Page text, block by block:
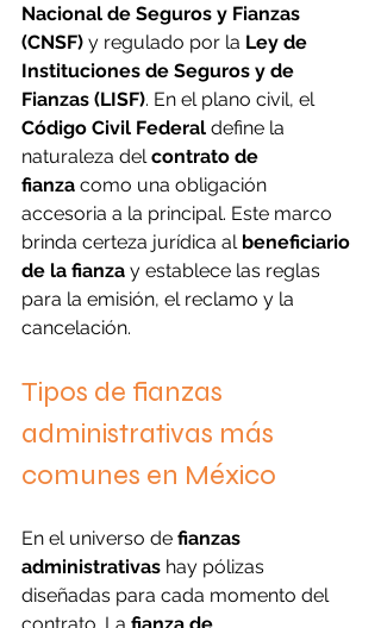
Nacional de Seguros y Fianzas
(CNSF) y regulado por la Ley de
Instituciones de Seguros y de
Fianzas (LISF). En el plano civil, el
Código Civil Federal define la
naturaleza del contrato de
fianza como una obligación
accesoria a la principal. Este marco
brinda certeza jurídica al beneficiario
de la fianza y establece las reglas
para la emisión, el reclamo y la
cancelación.
Tipos de fianzas
administrativas más
comunes en México
En el universo de fianzas
administrativas hay pólizas
diseñadas para cada momento del